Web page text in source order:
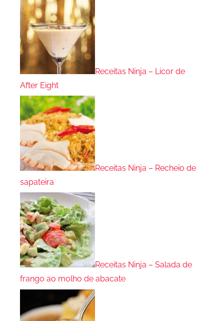
Receitas Ninja – Licor de
After Eight
Receitas Ninja – Recheio de
sapateira
Receitas Ninja – Salada de
frango ao molho de abacate